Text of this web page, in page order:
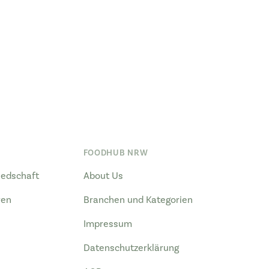
FOODHUB NRW
About Us
Branchen und Kategorien
Impressum
Datenschutzerklärung